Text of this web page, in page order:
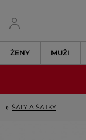
ŽENY MUŽI
ŠÁLY A ŠATKY